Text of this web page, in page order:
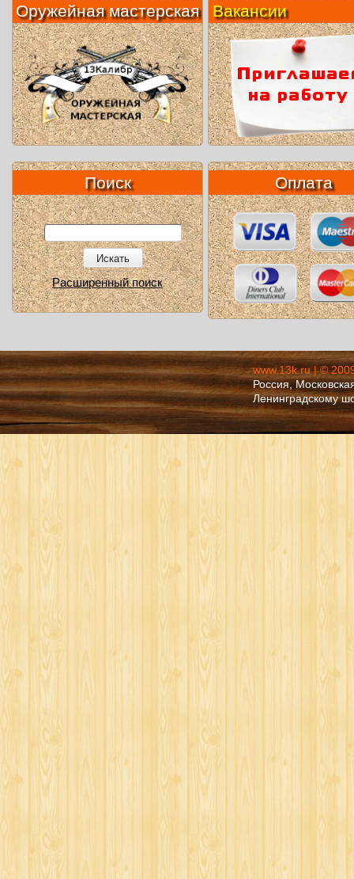
Оружейная мастерскаяВакансии
Поиск
Искать
Расширенный поиск
Оплата
www.13k.ru | ©
Россия,
Ленинградскому